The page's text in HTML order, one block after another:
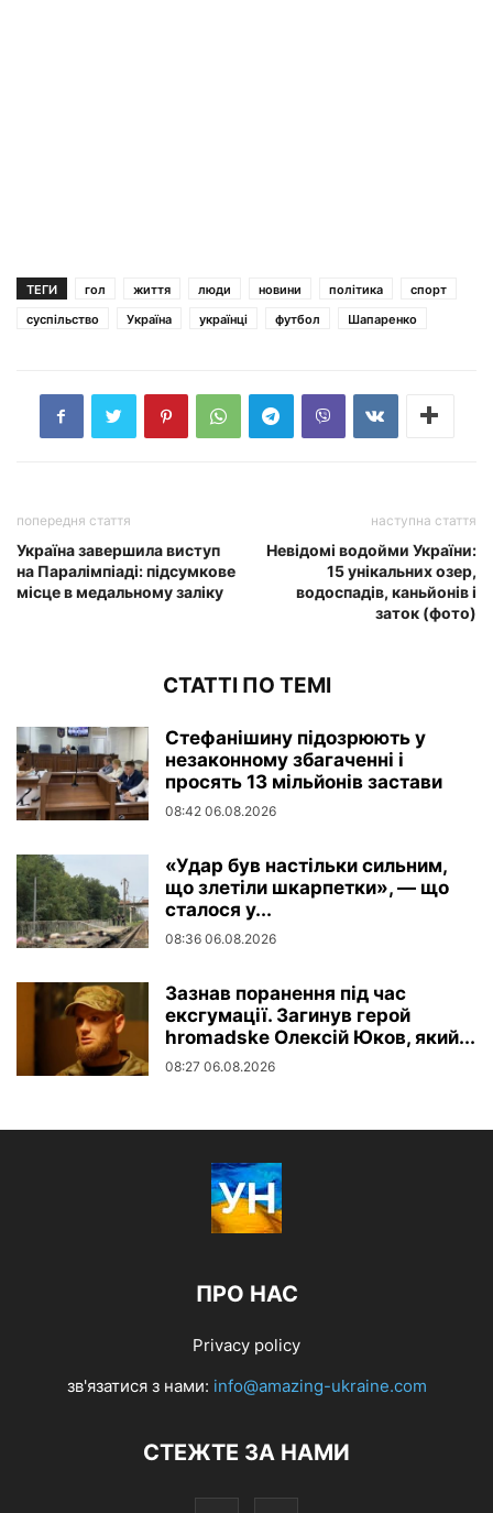
ТЕГИ гол життя люди новини політика
спорт
суспільство
Україна українці футбол Шапаренко
попередня стаття
Україна завершила виступ
на Паралімпіаді: підсумкове
місце в медальному заліку
наступна стаття
Невідомі водойми України:
15 унікальних озер,
водоспадів, каньйонів і
заток (фото)
СТАТТІ ПО ТЕМІ
Стефанішину підозрюють у
незаконному збагаченні і
просять 13 мільйонів застави
08:42 06.08.2026
«Удар був настільки сильним,
що злетіли шкарпетки», — що
сталося у...
08:36 06.08.2026
Зазнав поранення під час
ексгумації. Загинув герой
hromadske Олексій Юков, який...
08:27 06.08.2026
ПРО НАС
Privacy policy
зв'язатися з нами: info@amazing-ukraine.com
СТЕЖТЕ ЗА НАМИ